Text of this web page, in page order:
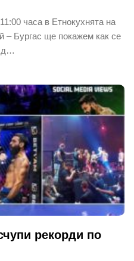
часа в Етнокухнята на
– Бургас ще покажем как се
д…
рекорди по